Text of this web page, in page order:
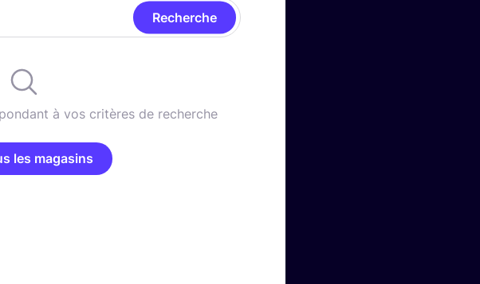
Recherche
à vos critères de recherche
les magasins